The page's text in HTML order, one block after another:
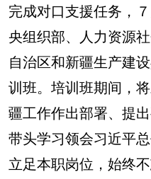
完成对口支援任务，
央组织部、人力资源
自治区和新疆生产建
训班。培训班期间，
疆工作作出部署、提
带头学习领会习近平
立足本职岗位，始终